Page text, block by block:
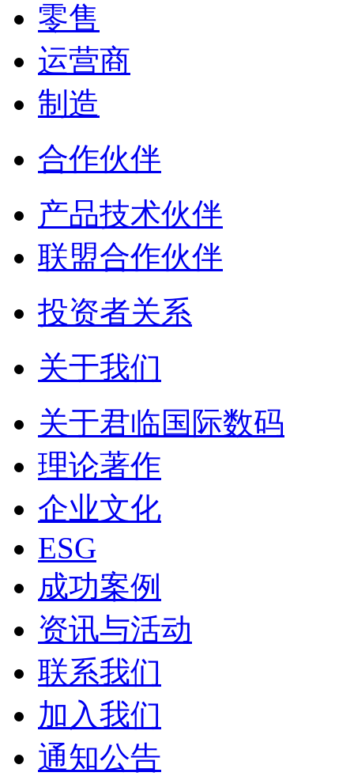
零售
运营商
制造
合作伙伴
产品技术伙伴
联盟合作伙伴
投资者关系
关于我们
关于君临国际数码
理论著作
企业文化
ESG
成功案例
资讯与活动
联系我们
加入我们
通知公告